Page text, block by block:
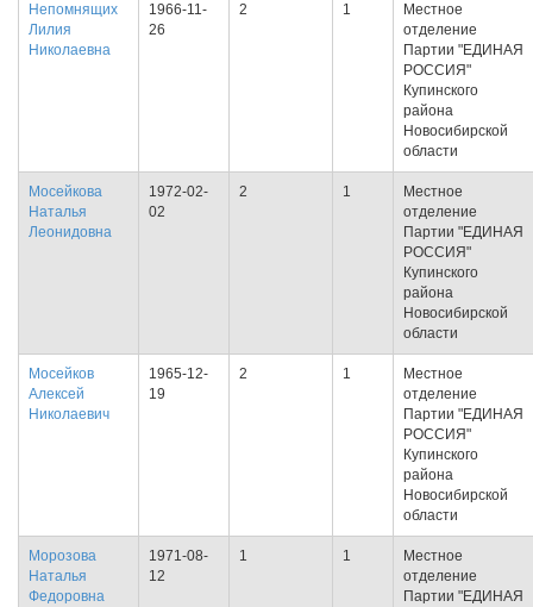
Непомнящих
Лилия
Николаевна
1966-11-
26
2 1
Местное
отделение
Партии "ЕДИНАЯ
РОССИЯ"
Купинского
района
Новосибирской
области
Мосейкова
Наталья
Леонидовна
1972-02-
02
2 1
Местное
отделение
Партии "ЕДИНАЯ
РОССИЯ"
Купинского
района
Новосибирской
области
Мосейков
Алексей
Николаевич
1965-12-
19
2 1
Местное
отделение
Партии "ЕДИНАЯ
РОССИЯ"
Купинского
района
Новосибирской
области
Морозова
Наталья
Федоровна
1971-08-
12
1 1
Местное
отделение
Партии "ЕДИНАЯ